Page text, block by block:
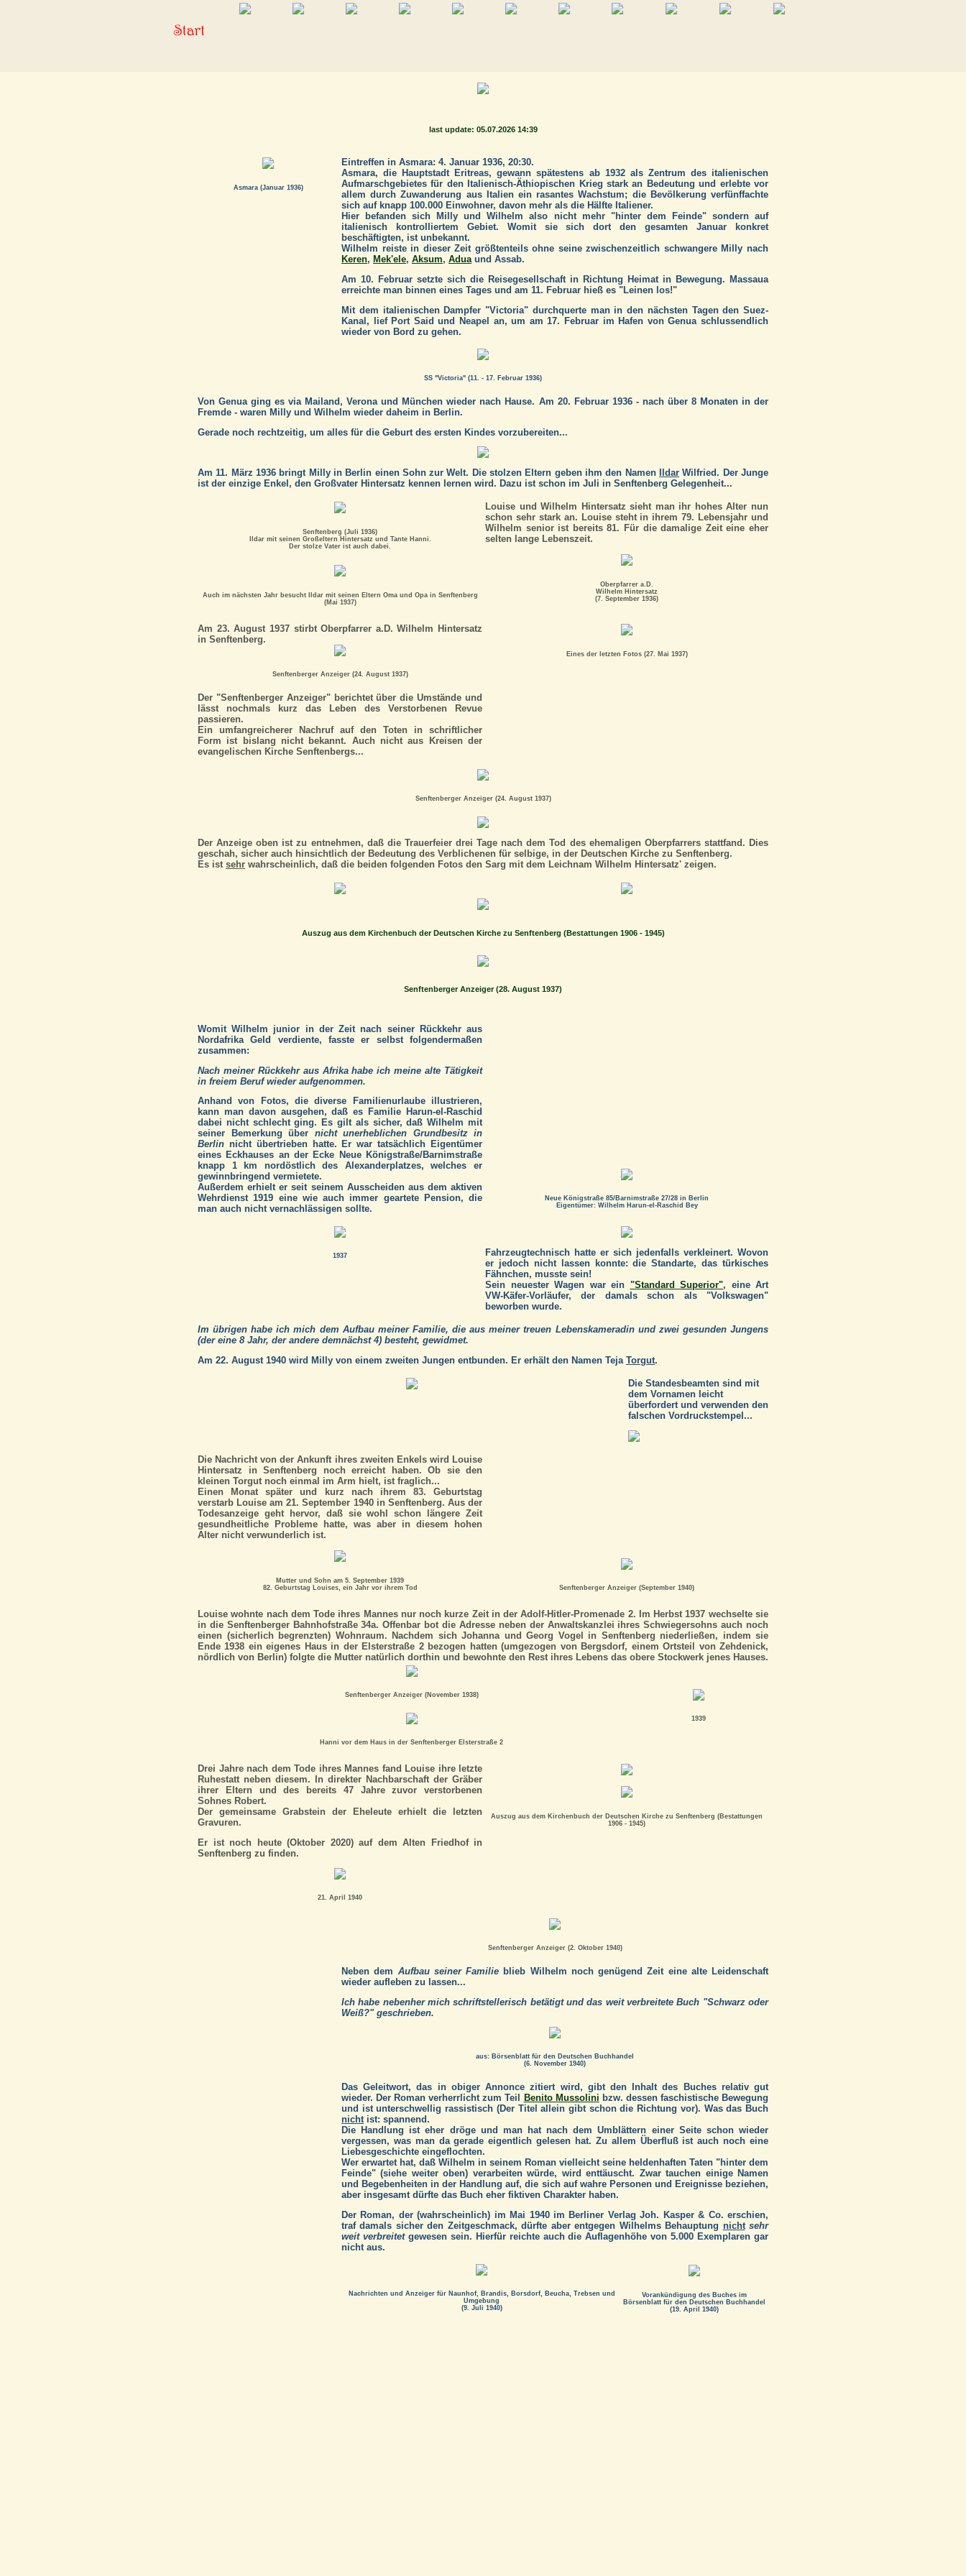
last update: 05.07.2026 14:39
Asmara (Januar 1936)
Eintreffen in Asmara: 4. Januar 1936, 20:30.
Asmara, die Hauptstadt Eritreas, gewann spätestens ab 1932 als Zentrum des italienischen
Aufmarschgebietes für den Italienisch-Äthiopischen Krieg stark an Bedeutung und erlebte vor
allem durch Zuwanderung aus Italien ein rasantes Wachstum; die Bevölkerung verfünffachte
sich auf knapp 100.000 Einwohner, davon mehr als die Hälfte Italiener.
Hier befanden sich Milly und Wilhelm also nicht mehr "hinter dem Feinde" sondern auf
italienisch kontrolliertem Gebiet. Womit sie sich dort den gesamten Januar konkret
beschäftigten, ist unbekannt.
Wilhelm reiste in dieser Zeit größtenteils ohne seine zwischenzeitlich schwangere Milly nach
Keren, Mek'ele, Aksum, Adua und Assab.
Am 10. Februar setzte sich die Reisegesellschaft in Richtung Heimat in Bewegung. Massaua
erreichte man binnen eines Tages und am 11. Februar hieß es "Leinen los!"
Mit dem italienischen Dampfer "Victoria" durchquerte man in den nächsten Tagen den Suez-
Kanal, lief Port Said und Neapel an, um am 17. Februar im Hafen von Genua schlussendlich
wieder von Bord zu gehen.
SS "Victoria" (11. - 17. Februar 1936)
Von Genua ging es via Mailand, Verona und München wieder nach Hause. Am 20. Februar 1936 - nach über 8 Monaten in der
Fremde - waren Milly und Wilhelm wieder daheim in Berlin.
Gerade noch rechtzeitig, um alles für die Geburt des ersten Kindes vorzubereiten...
Am 11. März 1936 bringt Milly in Berlin einen Sohn zur Welt. Die stolzen Eltern geben ihm den Namen Ildar Wilfried. Der Junge
ist der einzige Enkel, den Großvater Hintersatz kennen lernen wird. Dazu ist schon im Juli in Senftenberg Gelegenheit...
Senftenberg (Juli 1936)
Ildar mit seinen Großeltern Hintersatz und Tante Hanni.
Der stolze Vater ist auch dabei.
Auch im nächsten Jahr besucht Ildar mit seinen Eltern Oma und Opa in Senftenberg
(Mai 1937)
Louise und Wilhelm Hintersatz sieht man ihr hohes Alter nun
schon sehr stark an. Louise steht in ihrem 79. Lebensjahr und
Wilhelm senior ist bereits 81. Für die damalige Zeit eine eher
selten lange Lebenszeit.
Oberpfarrer a.D.
Wilhelm Hintersatz
(7. September 1936)
Am 23. August 1937 stirbt Oberpfarrer a.D. Wilhelm Hintersatz
in Senftenberg.
Senftenberger Anzeiger (24. August 1937)
Der "Senftenberger Anzeiger" berichtet über die Umstände und
lässt nochmals kurz das Leben des Verstorbenen Revue
passieren.
Ein umfangreicherer Nachruf auf den Toten in schriftlicher
Form ist bislang nicht bekannt. Auch nicht aus Kreisen der
evangelischen Kirche Senftenbergs...
Eines der letzten Fotos (27. Mai 1937)
Senftenberger Anzeiger (24. August 1937)
Der Anzeige oben ist zu entnehmen, daß die Trauerfeier drei Tage nach dem Tod des ehemaligen Oberpfarrers stattfand. Dies
geschah, sicher auch hinsichtlich der Bedeutung des Verblichenen für selbige, in der Deutschen Kirche zu Senftenberg.
Es ist sehr wahrscheinlich, daß die beiden folgenden Fotos den Sarg mit dem Leichnam Wilhelm Hintersatz' zeigen.
Auszug aus dem Kirchenbuch der Deutschen Kirche zu Senftenberg (Bestattungen 1906 - 1945)
Senftenberger Anzeiger (28. August 1937)
Womit Wilhelm junior in der Zeit nach seiner Rückkehr aus
Nordafrika Geld verdiente, fasste er selbst folgendermaßen
zusammen:
Nach meiner Rückkehr aus Afrika habe ich meine alte Tätigkeit
in freiem Beruf wieder aufgenommen.
Anhand von Fotos, die diverse Familienurlaube illustrieren,
kann man davon ausgehen, daß es Familie Harun-el-Raschid
dabei nicht schlecht ging. Es gilt als sicher, daß Wilhelm mit
seiner Bemerkung über nicht unerheblichen Grundbesitz in
Berlin nicht übertrieben hatte. Er war tatsächlich Eigentümer
eines Eckhauses an der Ecke Neue Königstraße/Barnimstraße
knapp 1 km nordöstlich des Alexanderplatzes, welches er
gewinnbringend vermietete.
Außerdem erhielt er seit seinem Ausscheiden aus dem aktiven
Wehrdienst 1919 eine wie auch immer geartete Pension, die
man auch nicht vernachlässigen sollte.
Neue Königstraße 85/Barnimstraße 27/28 in Berlin
Eigentümer: Wilhelm Harun-el-Raschid Bey
1937
Fahrzeugtechnisch hatte er sich jedenfalls verkleinert. Wovon
er jedoch nicht lassen konnte: die Standarte, das türkisches
Fähnchen, musste sein!
Sein neuester Wagen war ein "Standard Superior", eine Art
VW-Käfer-Vorläufer, der damals schon als "Volkswagen"
beworben wurde.
Im übrigen habe ich mich dem Aufbau meiner Familie, die aus meiner treuen Lebenskameradin und zwei gesunden Jungens
(der eine 8 Jahr, der andere demnächst 4) besteht, gewidmet.
Am 22. August 1940 wird Milly von einem zweiten Jungen entbunden. Er erhält den Namen Teja Torgut.
Die Standesbeamten sind mit
dem Vornamen leicht
überfordert und verwenden den
falschen Vordruckstempel...
Die Nachricht von der Ankunft ihres zweiten Enkels wird Louise
Hintersatz in Senftenberg noch erreicht haben. Ob sie den
kleinen Torgut noch einmal im Arm hielt, ist fraglich...
Einen Monat später und kurz nach ihrem 83. Geburtstag
verstarb Louise am 21. September 1940 in Senftenberg. Aus der
Todesanzeige geht hervor, daß sie wohl schon längere Zeit
gesundheitliche Probleme hatte, was aber in diesem hohen
Alter nicht verwunderlich ist.
Mutter und Sohn am 5. September 1939
82. Geburtstag Louises, ein Jahr vor ihrem Tod
Senftenberger Anzeiger (September 1940)
Louise wohnte nach dem Tode ihres Mannes nur noch kurze Zeit in der Adolf-Hitler-Promenade 2. Im Herbst 1937 wechselte sie
in die Senftenberger Bahnhofstraße 34a. Offenbar bot die Adresse neben der Anwaltskanzlei ihres Schwiegersohns auch noch
einen (sicherlich begrenzten) Wohnraum. Nachdem sich Johanna und Georg Vogel in Senftenberg niederließen, indem sie
Ende 1938 ein eigenes Haus in der Elsterstraße 2 bezogen hatten (umgezogen von Bergsdorf, einem Ortsteil von Zehdenick,
nördlich von Berlin) folgte die Mutter natürlich dorthin und bewohnte den Rest ihres Lebens das obere Stockwerk jenes Hauses.
Senftenberger Anzeiger (November 1938)
Hanni vor dem Haus in der Senftenberger Elsterstraße 2
1939
Drei Jahre nach dem Tode ihres Mannes fand Louise ihre letzte
Ruhestatt neben diesem. In direkter Nachbarschaft der Gräber
ihrer Eltern und des bereits 47 Jahre zuvor verstorbenen
Sohnes Robert.
Der gemeinsame Grabstein der Eheleute erhielt die letzten
Gravuren.
Er ist noch heute (Oktober 2020) auf dem Alten Friedhof in
Senftenberg zu finden.
21. April 1940
Auszug aus dem Kirchenbuch der Deutschen Kirche zu Senftenberg (Bestattungen
1906 - 1945)
Senftenberger Anzeiger (2. Oktober 1940)
Neben dem Aufbau seiner Familie blieb Wilhelm noch genügend Zeit eine alte Leidenschaft
wieder aufleben zu lassen...
Ich habe nebenher mich schriftstellerisch betätigt und das weit verbreitete Buch "Schwarz oder
Weiß?" geschrieben.
aus: Börsenblatt für den Deutschen Buchhandel
(6. November 1940)
Das Geleitwort, das in obiger Annonce zitiert wird, gibt den Inhalt des Buches relativ gut
wieder. Der Roman verherrlicht zum Teil
Benito Mussolini bzw. dessen faschistische Bewegung
und ist unterschwellig rassistisch (Der Titel allein gibt schon die Richtung vor). Was das Buch
nichtist: spannend.
Die Handlung ist eher dröge und man hat nach dem Umblättern einer Seite schon wieder
vergessen, was man da gerade eigentlich gelesen hat. Zu allem Überfluß ist auch noch eine
Liebesgeschichte eingeflochten.
Wer erwartet hat, daß Wilhelm in seinem Roman vielleicht seine heldenhaften Taten "hinter dem
Feinde" (siehe weiter oben) verarbeiten würde, wird enttäuscht. Zwar tauchen einige Namen
und Begebenheiten in der Handlung auf, die sich auf wahre Personen und Ereignisse beziehen,
aber insgesamt dürfte das Buch eher fiktiven Charakter haben.
Der Roman, der (wahrscheinlich) im Mai 1940 im Berliner Verlag Joh. Kasper & Co. erschien,
traf damals sicher den Zeitgeschmack, dürfte aber entgegen Wilhelms Behauptung nichtsehr
weit verbreitetgewesen sein. Hierfür reichte auch die Auflagenhöhe von 5.000 Exemplaren gar
nicht aus.
Nachrichten und Anzeiger für Naunhof, Brandis, Borsdorf, Beucha, Trebsen und
Umgebung
(9. Juli 1940)
Vorankündigung des Buches im
Börsenblatt für den Deutschen Buchhandel
(19. April 1940)